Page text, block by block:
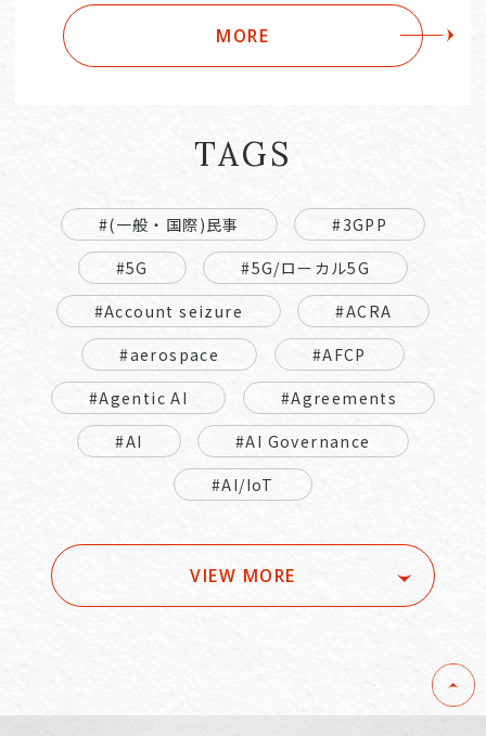
MORE
TAGS
#(一般・国際)民事
#3GPP
#5G
#5G/ローカル5G
#Account seizure
#ACRA
#aerospace
#AFCP
#Agentic AI
#Agreements
#AI
#AI Governance
#AI/IoT
VIEW MORE